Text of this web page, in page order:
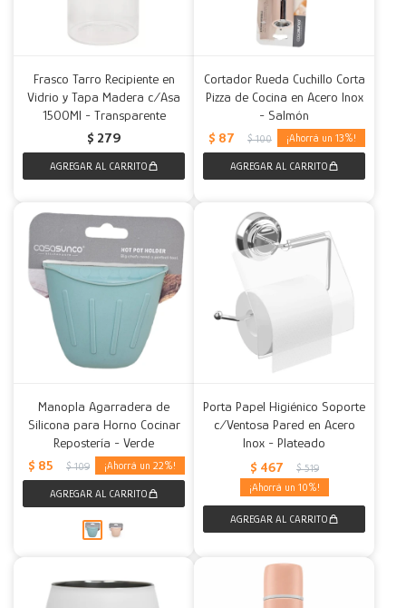
Frasco Tarro Recipiente en
Vidrio y Tapa Madera c/Asa
1500Ml - Transparente
$ 279
Cortador Rueda Cuchillo Corta
Pizza de Cocina en Acero Inox
- Salmón
$ 87 $ 100 13
Manopla Agarradera de
Silicona para Horno Cocinar
Repostería - Verde
$ 85 $ 109 22
Porta Papel Higiénico Soporte
c/Ventosa Pared en Acero
Inox - Plateado
$ 467 $ 519
10